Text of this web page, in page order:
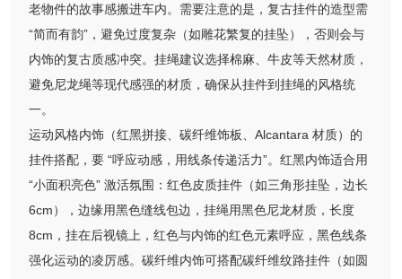
老物件的故事感搬进车内。需要注意的是，复古挂件的造型需
“简而有韵”，避免过度复杂（如雕花繁复的挂坠），否则会与
内饰的复古质感冲突。挂绳建议选择棉麻、牛皮等天然材质，
避免尼龙绳等现代感强的材质，确保从挂件到挂绳的风格统
一。
运动风格内饰（红黑拼接、碳纤维饰板、Alcantara 材质）的
挂件搭配，要 “呼应动感，用线条传递活力”。红黑内饰适合用
“小面积亮色” 激活氛围：红色皮质挂件（如三角形挂坠，边长
6cm），边缘用黑色缝线包边，挂绳用黑色尼龙材质，长度
8cm，挂在后视镜上，红色与内饰的红色元素呼应，黑色线条
强化运动的凌厉感。碳纤维内饰可搭配碳纤维纹路挂件（如圆